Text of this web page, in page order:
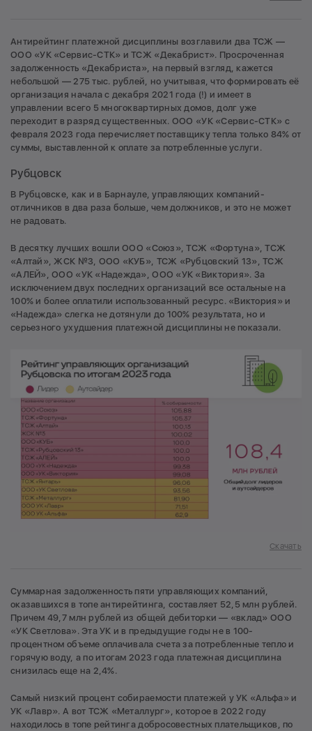
Антирейтинг платежной дисциплины возглавили два ТСЖ —
ООО «УК «Сервис-СТК» и ТСЖ «Декабрист». Просроченная
задолженность «Декабриста», на первый взгляд, кажется
небольшой — 275 тыс. рублей, но учитывая, что формировать её
организация начала с декабря 2021 года (!) и имеет в
управлении всего 5 многоквартирных домов, долг уже
переходит в разряд существенных. ООО «УК «Сервис-СТК» с
февраля 2023 года перечисляет поставщику тепла только 84% от
суммы, выставленной к оплате за потребленные услуги.
Рубцовск
В Рубцовске, как и в Барнауле, управляющих компаний-
отличников в два раза больше, чем должников, и это не может
не радовать.
В десятку лучших вошли ООО «Союз», ТСЖ «Фортуна», ТСЖ
«Алтай», ЖСК №3, ООО «КУБ», ТСЖ «Рубцовский 13», ТСЖ
«АЛЕЙ», ООО «УК «Надежда», ООО «УК «Виктория». За
исключением двух последних организаций все остальные на
100% и более оплатили использованный ресурс. «Виктория» и
«Надежда» слегка не дотянули до 100% результата, но и
серьезного ухудшения платежной дисциплины не показали.
Скачать
Суммарная задолженность пяти управляющих компаний,
оказавшихся в топе антирейтинга, составляет 52,5 млн рублей.
Причем 49,7 млн рублей из общей дебиторки — «вклад» ООО
«УК Светлова». Эта УК и в предыдущие годы не в 100-
процентном объеме оплачивала счета за потребленные тепло и
горячую воду, а по итогам 2023 года платежная дисциплина
снизилась еще на 2,4%.
Самый низкий процент собираемости платежей у УК «Альфа» и
УК «Лавр». А вот ТСЖ «Металлург», которое в 2022 году
находилось в топе рейтинга добросовестных плательщиков, по